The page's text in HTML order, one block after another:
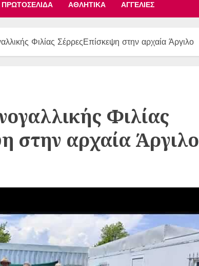
ΠΡΩΤΟΣΈΛΙΔΑ ΑΘΛΗΤΙΚΆ ΑΓΓΕΛΊΕΣ
Φιλίας ΣέρρεςΕπίσκεψη στην αρχαία Άργιλο
Φιλίας
στην αρχαία Άργιλο